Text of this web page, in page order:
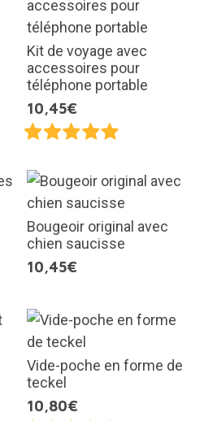
Kit de voyage avec
accessoires pour
téléphone portable
10,45€
Bougeoir original avec
chien saucisse
10,45€
Vide-poche en forme de
teckel
10,80€